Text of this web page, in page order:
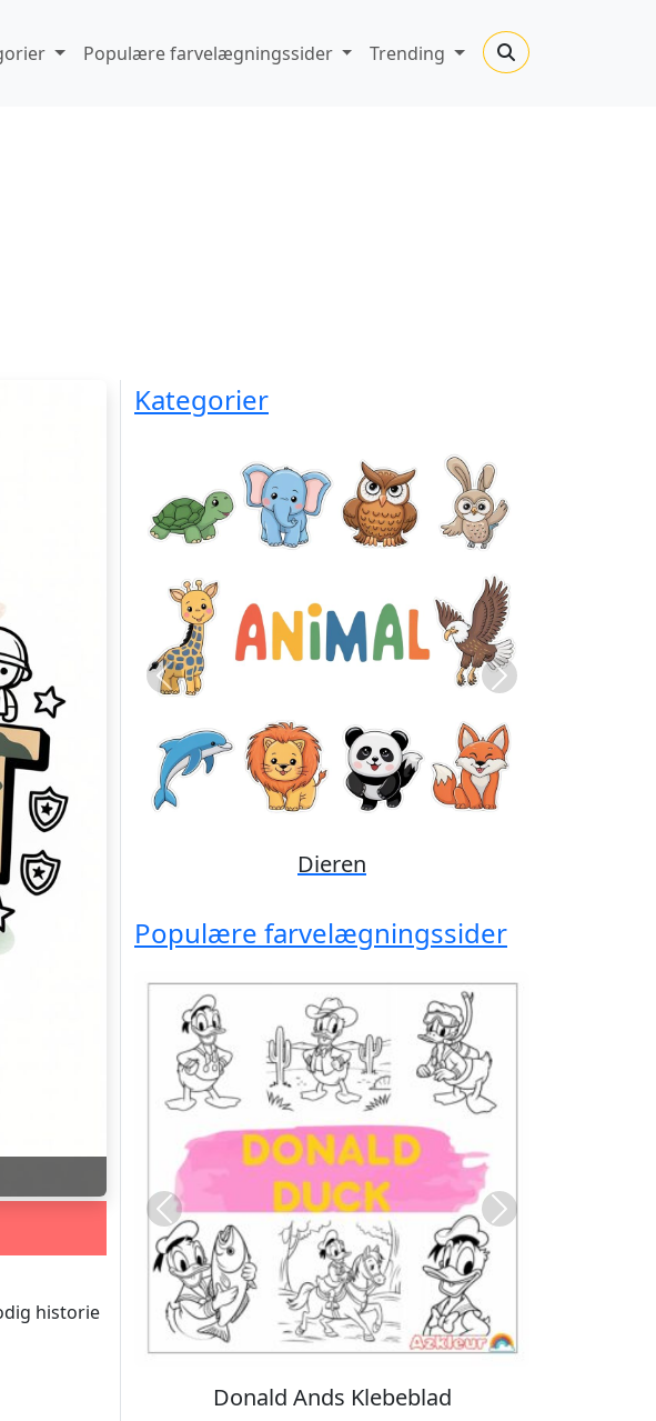
Populære farvelægningssider Trending
historie
Kategorier
Disney
Previous Next
Populære farvelægningssider
Stitch Farvelægning
Previous Next